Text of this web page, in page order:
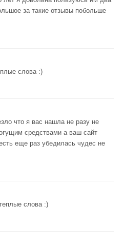
за такие отзывы побольше
слова :)
что я вас нашла не разу не
средствами а ваш сайт
еще раз убедилась чудес не
слова :)